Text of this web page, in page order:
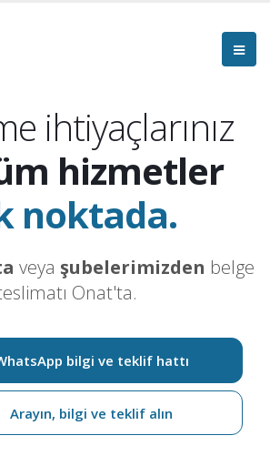
ihtiyaçlarınız
hizmetler
noktada.
veya şubelerimizden belge
Onat'ta.
bilgi ve teklif hattı
Arayın, bilgi ve teklif alın